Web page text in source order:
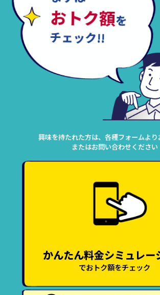
おトク額を
チェック!!
興味を持たれた方は、各種フォームよ
またはお問い合わせください
かんたん料金シミュレー
でおトク額をチェック